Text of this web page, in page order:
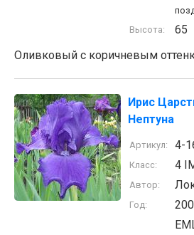
Высота:
65
Оливковый с коричневым
Ирис
Нептуна
Артикул: 4-
Класс: 4
Автор:
Год: